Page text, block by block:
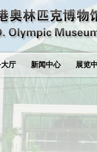
厅 新闻中心 展览